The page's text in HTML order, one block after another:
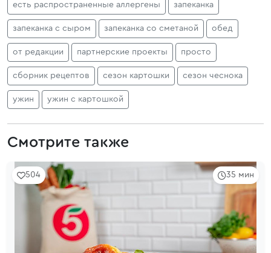
есть распространенные аллергены запеканка
запеканка с сыром запеканка со сметаной обед
от редакции партнерские проекты просто
сборник рецептов сезон картошки сезон чеснока
ужин ужин с картошкой
Смотрите также
35 мин
504